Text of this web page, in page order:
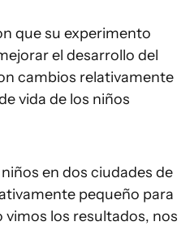
que su experimento
el desarrollo del
cambios relativamente
vida de los niños
en dos ciudades de
pequeño para
vimos los resultados, nos